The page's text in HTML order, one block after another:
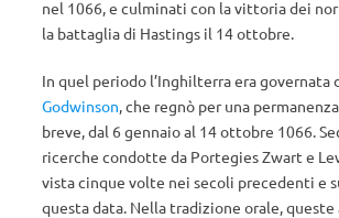
nel 1066, e culminati con la vittoria dei
la battaglia di Hastings il 14 ottobre.
In quel periodo l’Inghilterra era governata
Godwinson, che regnò per una
breve, dal 6 gennaio al 14 ottobre 1066.
ricerche condotte da Portegies Zwart e
vista cinque volte nei secoli precedenti e
questa data. Nella tradizione orale,